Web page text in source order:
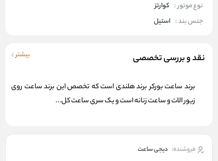
نوع موتور : کوارتز
جنس بند : استیل
نقد و بررسی تخصصی بیشتر
برند ساعت بورکر برند هلندی است که تخصص این برند ساعت روی
زیور الات و ساعت زنانه است و یک سری ساعت کل...
فروشنده: دیجی ساعت